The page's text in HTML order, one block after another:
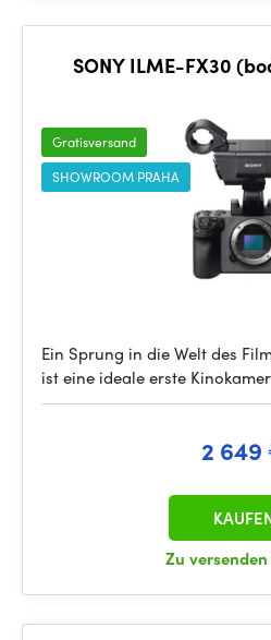
SONY ILME-FX30
Gratisversand
SHOWROOM PRAHA
Ein Sprung in die Welt des
ist eine ideale erste
2
Zu versenden